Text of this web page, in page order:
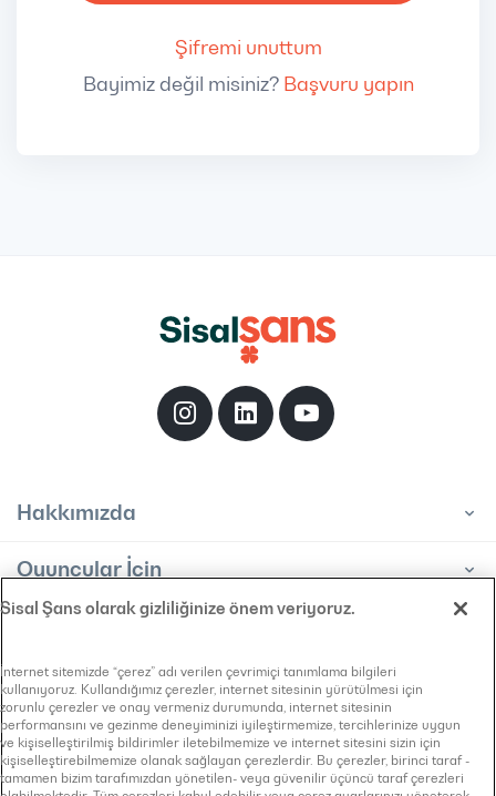
Şifremi unuttum
Bayimiz değil misiniz? Başvuru yapın
Hakkımızda
Oyuncular İçin
Bayiler İçin
Bilgi Toplumu Hizmeti
KVKK Aydınlatma Metni
Bilgi Edinme Başvuru Formu
Çerez Politikası
Gizlilik Sözleşmesi
Sisal Şans olarak gizliliğinize önem veriyoruz.
İnternet sitemizde “çerez” adı verilen çevrimiçi tanımlama bilgileri
kullanıyoruz. Kullandığımız çerezler, internet sitesinin yürütülmesi için
zorunlu çerezler ve onay vermeniz durumunda, internet sitesinin
performansını ve gezinme deneyiminizi iyileştirmemize, tercihlerinize uygun
ve kişiselleştirilmiş bildirimler iletebilmemize ve internet sitesini sizin için
kişiselleştirebilmemize olanak sağlayan çerezlerdir. Bu çerezler, birinci taraf -
tamamen bizim tarafımızdan yönetilen- veya güvenilir üçüncü taraf çerezleri